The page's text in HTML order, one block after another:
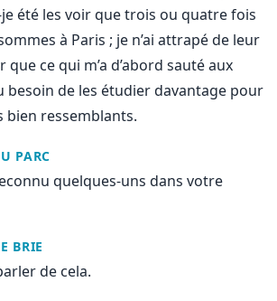
été les voir que trois ou quatre fois
à Paris ; je n’ai attrapé de leur
ce qui m’a d’abord sauté aux
besoin de les étudier davantage pour
ressemblants.
PARC
quelques-uns dans votre
BRIE
de cela.